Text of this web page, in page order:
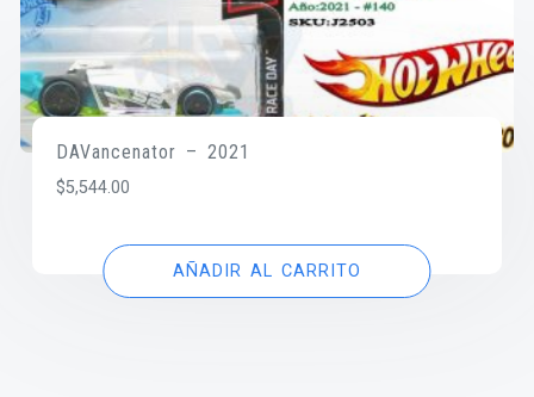
DAVancenator – 2021
$5,544.00
AÑADIR AL CARRITO